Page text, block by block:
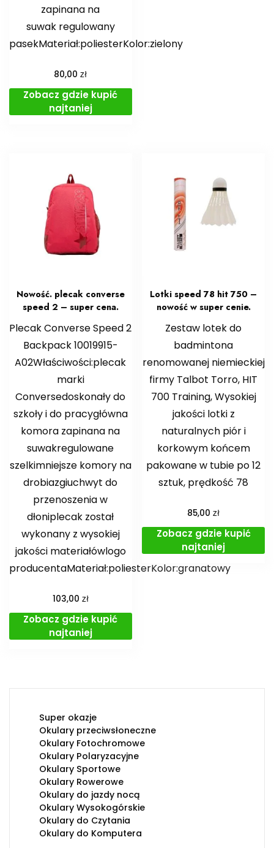
zapinana na
suwak regulowany
pasekMateriał:poliesterKolor:zielony
80,00zł
Zobacz gdzie kupić
najtaniej
Nowość. plecak converse
speed 2 – super cena.
Plecak Converse Speed 2
Backpack 10019915-
A02Właściwości:plecak
marki
Conversedoskonały do
szkoły i do pracygłówna
komora zapinana na
suwakregulowane
szelkimniejsze komory na
drobiazgiuchwyt do
przenoszenia w
dłoniplecak został
wykonany z wysokiej
jakości materiałówlogo
producentaMateriał:poliesterKolor:granatowy
103,00 zł
Zobacz gdzie kupić
najtaniej
Lotki speed 78 hit 750 –
nowość w super cenie.
Zestaw lotek do
badmintona
renomowanej niemieckiej
firmy Talbot Torro, HIT
700 Training, Wysokiej
jakości lotki z
naturalnych piór i
korkowym końcem
pakowane w tubie po 12
sztuk, prędkość 78
85,00zł
Zobacz gdzie kupić
najtaniej
Super okazje
Okulary przeciwsłoneczne
Okulary Fotochromowe
Okulary Polaryzacyjne
Okulary Sportowe
Okulary Rowerowe
Okulary do jazdy nocą
Okulary Wysokogórskie
Okulary do Czytania
Okulary do Komputera